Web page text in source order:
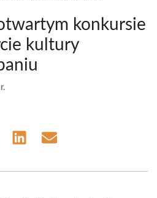
konkursie
kultury
Share Share